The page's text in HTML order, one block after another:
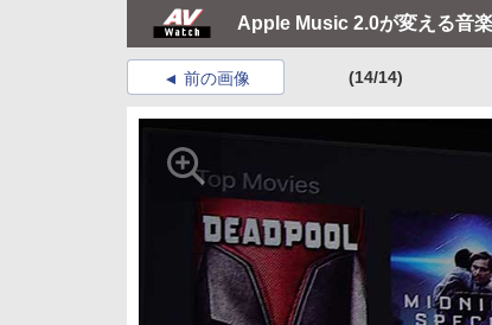
Apple Music 2.0が変える音
前の画像 (14/14)